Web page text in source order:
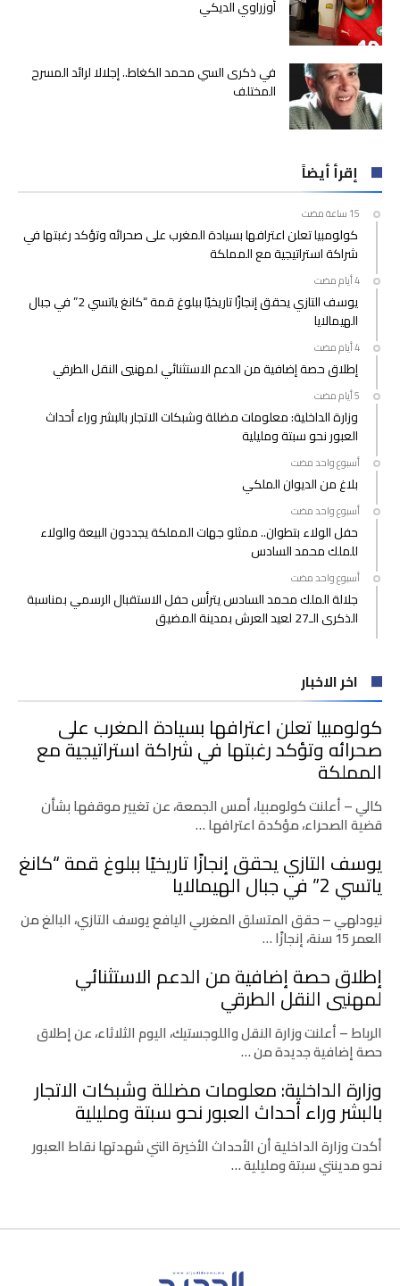
أوزراوي الديكي
في ذكرى السي محمد الكغاط.. إجلالا لرائد المسرح
المختلف
إقرأ أيضاً
كولومبيا تعلن اعترافها بسيادة المغرب على صحرائه وتؤكد رغبتها في
شراكة استراتيجية مع المملكة
يوسف التازي يحقق إنجازًا تاريخيًا ببلوغ قمة “كانغ ياتسي 2” في جبال
الهيمالايا
إطلاق حصة إضافية من الدعم الاستثنائي لمهنيي النقل الطرقي
وزارة الداخلية: معلومات مضللة وشبكات الاتجار بالبشر وراء أحداث
العبور نحو سبتة ومليلية
‫‫‫‏‫أسبوع واحد مضت‬
بلاغ من الديوان الملكي
‫‫‫‏‫أسبوع واحد مضت‬
حفل الولاء بتطوان.. ممثلو جهات المملكة يجددون البيعة والولاء
للملك محمد السادس
‫‫‫‏‫أسبوع واحد مضت‬
جلالة الملك محمد السادس يترأس حفل الاستقبال الرسمي بمناسبة
الذكرى الـ27 لعيد العرش بمدينة المضيق
اخر الاخبار
كولومبيا تعلن اعترافها بسيادة المغرب على
صحرائه وتؤكد رغبتها في شراكة استراتيجية مع
المملكة
كالي – أعلنت كولومبيا، أمس الجمعة، عن تغيير موقفها بشأن
قضية الصحراء، مؤكدة اعترافها …
يوسف التازي يحقق إنجازًا تاريخيًا ببلوغ قمة “كانغ
ياتسي 2” في جبال الهيمالايا
نيودلهي – حقق المتسلق المغربي اليافع يوسف التازي، البالغ من
العمر 15 سنة، إنجازًا …
إطلاق حصة إضافية من الدعم الاستثنائي
لمهنيي النقل الطرقي
الرباط – أعلنت وزارة النقل واللوجستيك، اليوم الثلاثاء، عن إطلاق
حصة إضافية جديدة من …
وزارة الداخلية: معلومات مضللة وشبكات الاتجار
بالبشر وراء أحداث العبور نحو سبتة ومليلية
أكدت وزارة الداخلية أن الأحداث الأخيرة التي شهدتها نقاط العبور
نحو مدينتي سبتة ومليلية …